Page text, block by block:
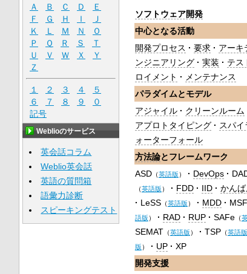
ソフトウェア開発
中心となる活動
開発プロセス
要求 アーキ
ンジニアリング
実装 テス
ロイメント
メンテナンス
パラダイムとモデル
アジャイル
クリーンルーム
アプロトタイピング
スパイ
ォーターフォール
方法論とフレームワーク
ASD（英語版） DevOps
（英語版） FDD IID かんば
LeSS（英語版） MDD MSF
語版） RAD RUP SAFe（
SEMAT （英語版） TSP（英語版
版） UP
XP
開発支援
Ａ Ｂ Ｃ Ｄ
Ｅ
Ｆ
Ｇ Ｈ Ｉ
Ｊ
Ｋ
Ｌ Ｍ Ｎ
Ｏ
Ｐ
Ｑ Ｒ Ｓ
Ｔ
Ｕ
Ｖ Ｗ Ｘ
Ｙ
Ｚ
１ ２ ３ ４
５
６
７ ８ ９
０
記号
Weblioのサービス
英会話コラム
Weblio英会話
英語の質問箱
語彙力診断
スピーキングテスト